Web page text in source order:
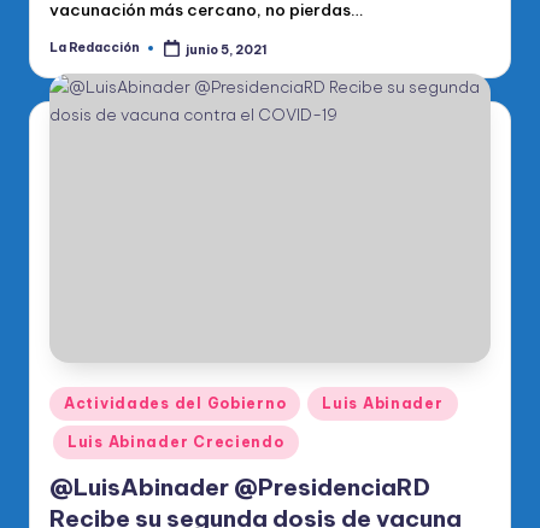
vacunación más cercano, no pierdas…
Publicado
La Redacción junio 5, 2021
Publicado
en
Actividades del Gobierno Luis Abinader
Luis Abinader Creciendo
@LuisAbinader @PresidenciaRD
Recibe su segunda dosis de vacuna